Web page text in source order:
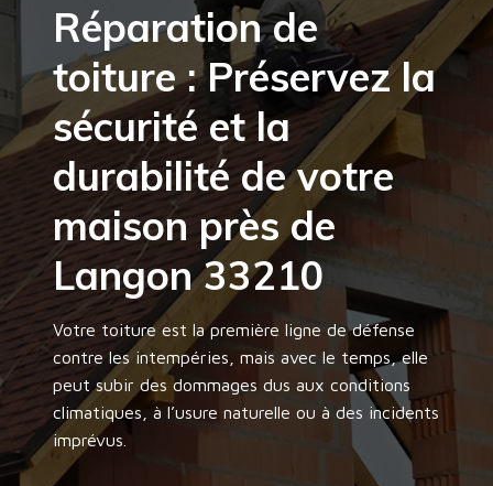
Réparation de
toiture : Préservez la
sécurité et la
durabilité de votre
maison près de
Langon 33210
Votre toiture est la première ligne de défense
contre les intempéries, mais avec le temps, elle
peut subir des dommages dus aux conditions
climatiques, à l’usure naturelle ou à des incidents
imprévus.